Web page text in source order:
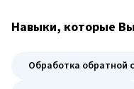
Навыки, которые
Обработка обратной